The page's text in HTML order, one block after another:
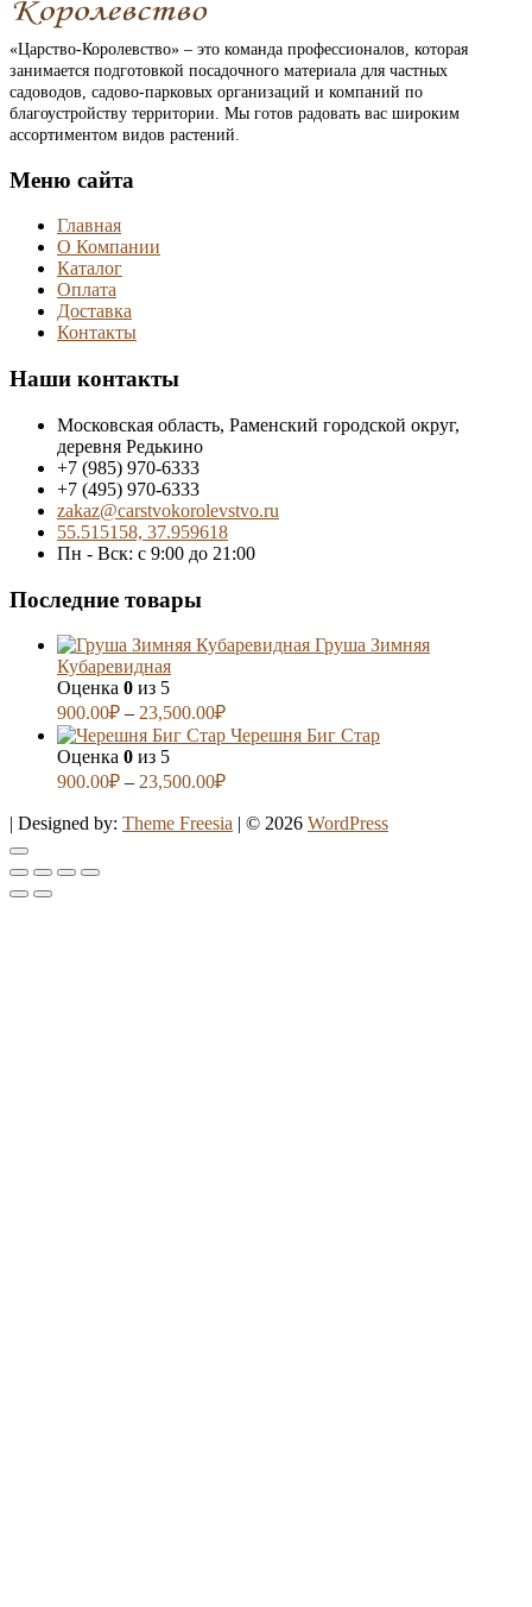
«Царство-Королевство» – это команда профессионалов, которая
занимается подготовкой посадочного материала для частных
садоводов, садово-парковых организаций и компаний по
благоустройству территории. Мы готов радовать вас широким
ассортиментом видов растений.
Меню сайта
Главная
О Компании
Каталог
Оплата
Доставка
Контакты
Наши контакты
Московская область, Раменский городской округ,
деревня Редькино
+7 (985) 970-6333
+7 (495) 970-6333
zakaz@carstvokorolevstvo.ru
55.515158, 37.959618
Пн - Вск: с 9:00 до 21:00
Последние товары
Груша Зимняя
Кубаревидная
Оценка 0 из 5
900.00₽ – 23,500.00₽
Черешня Биг Стар
Оценка 0 из 5
900.00₽ – 23,500.00₽
| Designed by: Theme Freesia | © 2026 WordPress
Go
to
top